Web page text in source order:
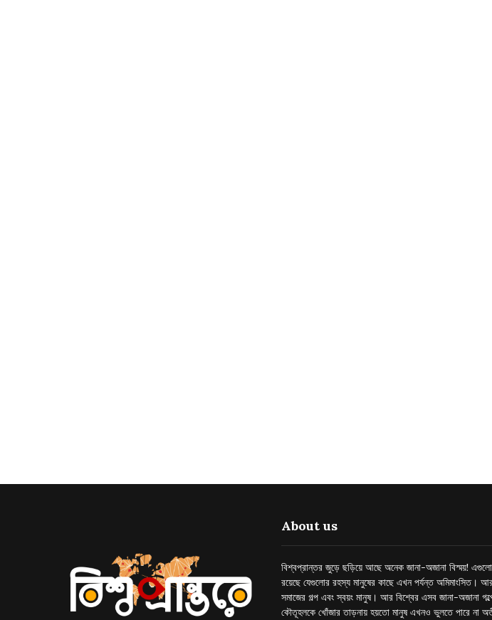
About us
বিশ্বপ্রান্তর জুড়ে ছড়িয়ে আছে অনেক জানা-অজানা বিস্ময়!
রয়েছে যেগুলোর রহস্য মানুষের কাছে এখন পর্যন্ত অমিমাংসিত।
সমাজের গল্প এবং স্বয়ং মানুষ। আর বিশ্বের এসব জানা-অজানা
কৌতূহলকে খোঁজার তাড়নায় হয়তো মানুষ এখনও ভুলতে পারে না